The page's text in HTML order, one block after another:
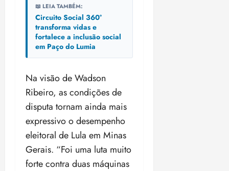
📖 LEIA TAMBÉM:
Circuito Social 360°
transforma vidas e
fortalece a inclusão social
em Paço do Lumia
Na visão de Wadson
Ribeiro, as condições de
disputa tornam ainda mais
expressivo o desempenho
eleitoral de Lula em Minas
Gerais. “Foi uma luta muito
forte contra duas máquinas